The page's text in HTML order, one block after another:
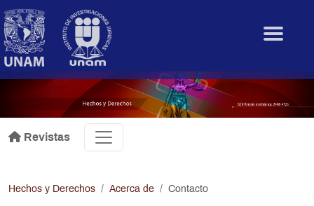
.
Revistas
Hechos y Derechos Acerca de Contacto